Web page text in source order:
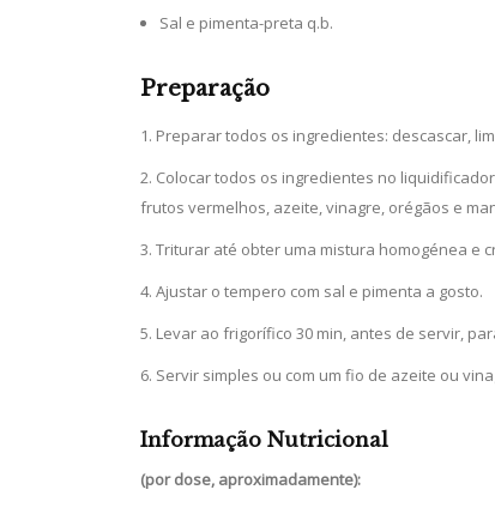
Sal e pimenta-preta q.b.
Preparação
Preparar todos os ingredientes: descascar,
Colocar todos os ingredientes no
frutos vermelhos, azeite, vinagre, orégãos e
Triturar até obter uma mistura homogénea e
Ajustar o tempero com sal e pimenta a gosto.
Levar ao frigorífico 30 min, antes de servir,
Servir simples ou com um fio de azeite ou
Informação Nutricional
(por dose, aproximadamente):